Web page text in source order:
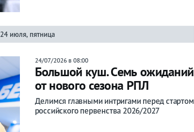
24 июля, пятница
24/07/2026 в 08:00
Большой куш. Семь ожиданий
от нового сезона РПЛ
Делимся главными интригами перед стартом
российского первенства 2026/2027